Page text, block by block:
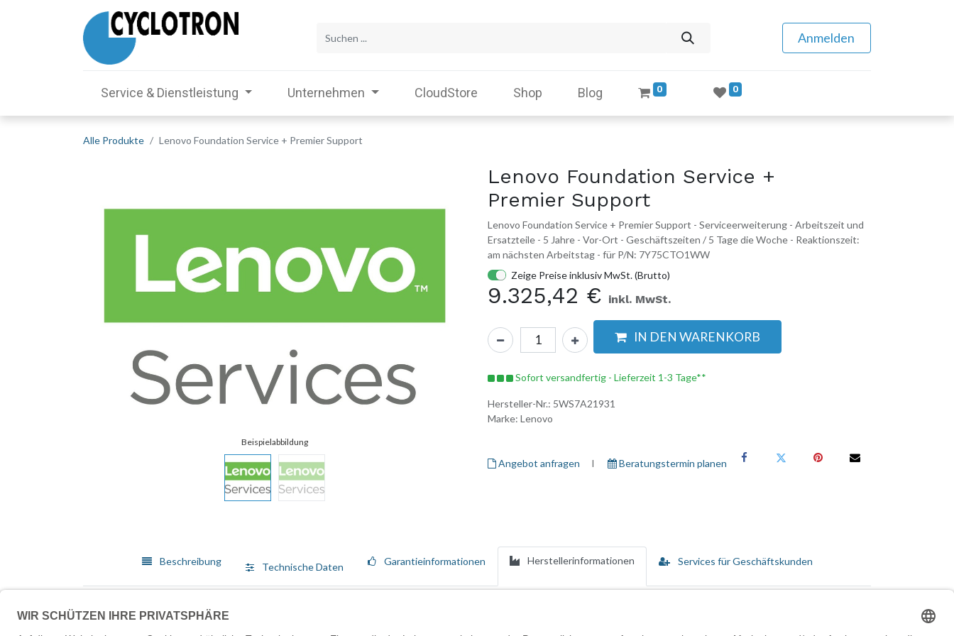
Anmelden
Service & Dienstleistung Unternehmen CloudStore Shop Blog 0 0
Alle Produkte Lenovo Foundation Service + Premier Support
Lenovo Foundation Service +
Premier Support
Lenovo Foundation Service + Premier Support - Serviceerweiterung - Arbeitszeit und
Ersatzteile - 5 Jahre - Vor-Ort - Geschäftszeiten / 5 Tage die Woche - Reaktionszeit:
am nächsten Arbeitstag - für P/N: 7Y75CTO1WW
Zeige Preise inklusiv MwSt. (Brutto)
9.325,42 € inkl. MwSt.
IN DEN WARENKORB
Sofort versandfertig - Lieferzeit 1-3 Tage**
Hersteller-Nr.: 5WS7A21931
Marke: Lenovo
Angebot anfragen I ​ Beratungstermin planen
Beschreibung Technische Daten Garantieinformationen Herstellerinformationen Services für Geschäftskunden